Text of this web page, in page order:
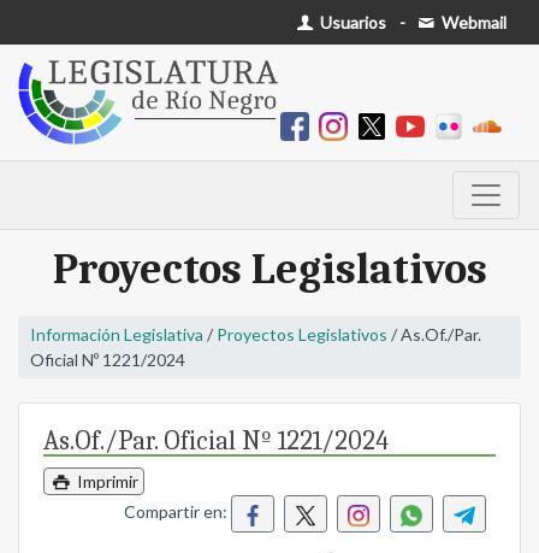
Usuarios - Webmail
Proyectos Legislativos
Información Legislativa / Proyectos Legislativos / As.Of./Par.
Oficial Nº 1221/2024
As.Of./Par. Oficial Nº 1221/2024
Imprimir
Compartir en: